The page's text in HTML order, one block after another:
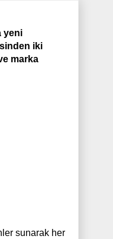
yeni
iki
marka
sunarak her